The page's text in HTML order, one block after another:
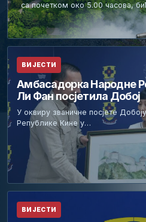
са почетком око 5.00 часова,
ВИЈЕСТИ
Амбасадорка Народне
Ли Фан посјетила Добој
У оквиру званичне посјете
Републике Кине у…
ВИЈЕСТИ